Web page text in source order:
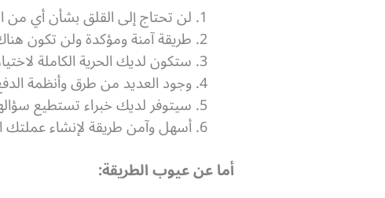
لن تحتاج إلى القلق بشأن أي من
طريقة آمنة ومؤكدة ولن تكون
ستكون لديك الحرية الكاملة
وجود العديد من طرق وأنظمة
سيتوفر لديك خبراء تستطيع
أسهل وآمن طريقة لإنشاء عملتك
أما عن عيوب الطريقة: